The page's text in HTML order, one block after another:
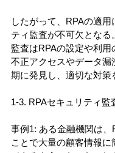
したがって、RPAの適用
ティ監査が不可欠となる
監査はRPAの設定や利用
不正アクセスやデータ漏
期に発見し、適切な対策
1-3. RPAセキュリティ監
事例1: ある金融機関は、
ことで大量の顧客情報に